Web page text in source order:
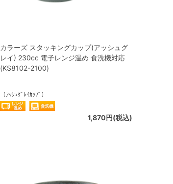
カラーズ スタッキングカップ(アッシュグ
レイ) 230cc 電子レンジ温め 食洗機対応
(KS8102-2100)
（ｱｯｼｭｸﾞﾚｲｶｯﾌﾟ）
1,870円(税込)